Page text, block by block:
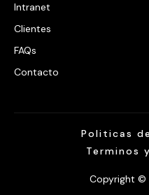
Intranet
Clientes
FAQs
Contacto
Copyright ©
Politicas
Terminos